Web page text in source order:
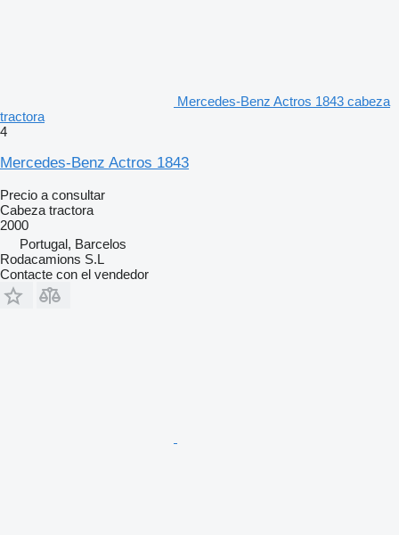
Mercedes-Benz Actros 1843 cabeza
tractora
4
Mercedes-Benz Actros 1843
Precio a consultar
Cabeza tractora
2000
Portugal, Barcelos
Rodacamions S.L
Contacte con el vendedor